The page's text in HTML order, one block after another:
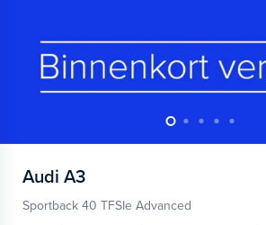
Audi A3
Sportback 40 TFSIe Advanced